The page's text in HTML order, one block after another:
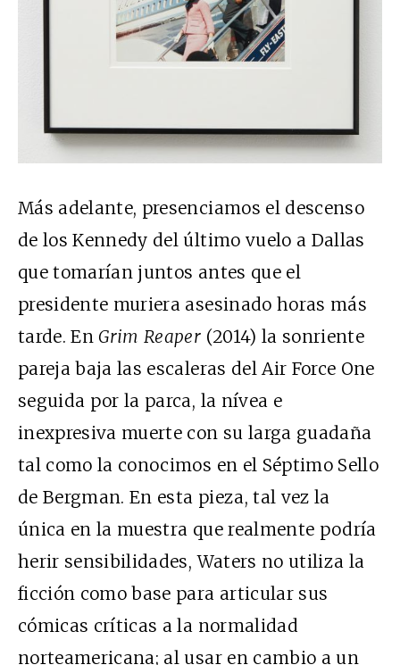
Más adelante, presenciamos el descenso
de los Kennedy del último vuelo a Dallas
que tomarían juntos antes que el
presidente muriera asesinado horas más
tarde. En Grim Reaper (2014) la sonriente
pareja baja las escaleras del Air Force One
seguida por la parca, la nívea e
inexpresiva muerte con su larga guadaña
tal como la conocimos en el Séptimo Sello
de Bergman. En esta pieza, tal vez la
única en la muestra que realmente podría
herir sensibilidades, Waters no utiliza la
ficción como base para articular sus
cómicas críticas a la normalidad
norteamericana; al usar en cambio a un